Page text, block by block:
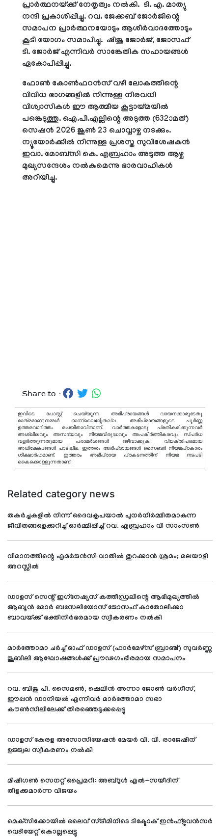
പ്രാര്‍ത്ഥനയ്ക്ക് നേതൃത്വം നല്‍കി. ടി. എ. മാത്യു
നന്ദി പ്രകാശിപ്പിച്ചു. റവ. ജേക്കബ് ജോര്‍ജിന്റെ
സമാപന പ്രാര്‍ത്ഥനയോടും ആശീര്‍വാദത്തോടും
കൂടി യോഗം സമാപിച്ചു. ഷിജു ജോര്‍ജ്, ജോസഫ്
ടി. ജോര്‍ജ് എന്നിവര്‍ സാങ്കേതിക സഹായങ്ങള്‍
ഏകോപിപ്പിച്ചു.
ഫോണ്‍ കോണ്‍ഫറന്‍സ് വഴി ലോകത്തിന്റെ
വിവിധ ഭാഗങ്ങളില്‍ നിന്നുള്ള നിരവധി
വിശ്വാസികള്‍ ഈ ആത്മീയ കൂട്ടായ്മയില്‍
പങ്കെടുത്തു. ഐ.പി.എല്ലിന്റെ അടുത്ത (632ാമത്)
സെഷന്‍ 2026 ജൂണ്‍ 23 ചൊവ്വാഴ്ച നടക്കും.
ന്യൂയോര്‍ക്കില്‍ നിന്നുള്ള പ്രശസ്ത സുവിശേഷകന്‍
ഇവാ. മോബ്‌സി കെ. എബ്രഹാം അടുത്ത ആഴ്ച
മുഖ്യസന്ദേശം നല്‍കുമെന്നു ഭാരവാഹികള്‍
അറിയിച്ചു.
Share to :
ഇവിടെ പോസ്റ്റ് ചെയ്യുന്ന അഭിപ്രായങ്ങള്‍ വായനക്കാരുടേതു
മാത്രമാണ്,നമ്മൾ ഓണ്ലൈന്റേതല്ല. അഭിപ്രായങ്ങളുടെ പൂർണ്ണ
ഉത്തരവാദിത്തം രചയിതാവിനാണ്. വാര്‍ത്തകളോടു പ്രതികരിക്കുന്നവര്‍
അശ്ലീലവും അസഭ്യവും നിയമവിരുദ്ധവും അപകീര്‍ത്തികരവും സ്പര്‍ധ
വളര്‍ത്തുന്നതുമായ പരാമര്‍ശങ്ങള്‍ ഒഴിവാക്കുക. വ്യക്തിപരമായ
അധിക്ഷേപങ്ങള്‍ പാടില്ല. ഇത്തരം അഭിപ്രായങ്ങള്‍ സൈബര്‍ നിയമപ്രകാരം
ശിക്ഷാര്‍ഹമാണ്. ഇത്തരം അഭിപ്രായ പ്രകടനത്തിന് നിയമ നടപടി
കൈക്കൊള്ളുന്നതാണ്.
Related category news
തകര്‍ച്ചകളില്‍ നിന്ന് ദൈവകൃപയാല്‍ പുനര്‍നിര്‍മ്മിതമാകുന്ന
ജീവിതങ്ങളെക്കുറിച്ച് ഓര്‍മ്മിപ്പിച്ച് റവ. എബ്രഹാം വി സാംസണ്‍
വിമാനത്തിന്റെ എമര്‍ജന്‍സി വാതില്‍ തുറക്കാന്‍ ശ്രമം; മലയാളി
അറസ്റ്റില്‍
ഡാളസ് സെന്റ് ഇഗ്‌നേഷ്യസ് കത്തീഡ്രലിന്റെ ആഭിമുഖ്യത്തില്‍
ആബൂന്‍ മോര്‍ ബസേലിയോസ് ജോസഫ് കാതോലിക്കാ
ബാവയ്ക്ക് ഭക്തിനിര്‍ഭരമായ സ്വീകരണം നല്‍കി
മാര്‍ത്തോമാ ചര്‍ച്ച് ഓഫ് ഡാളസ് (ഫാര്‍മേഴ്സ് ബ്രാഞ്ച്) സുവര്‍ണ്ണ
ജൂബിലി ആഘോഷങ്ങള്‍ക്ക് പ്രൗഢഗംഭീരമായ സമാപനം
റവ. ബിജു പി. സൈമണ്‍, ഷെലിന്‍ അന്നാ ജോണ്‍ വര്‍ഗീസ്,
ഈപ്പന്‍ ഡാനിയല്‍ എന്നിവര്‍ മാര്‍ത്തോമാ സഭാ
കൗണ്‍സിലിലേക്ക് തിരഞ്ഞെടുക്കപ്പെട്ടു
ഡാളസ് കേരള അസോസിയേഷന്‍ മേയര്‍ വി. വി. രാജേഷിന്
ഉജ്ജ്വല സ്വീകരണം നല്‍കി
മിഷിഗണ്‍ സെനറ്റ് പ്രൈമറി: അബ്ദുള്‍ എല്‍-സയീദിന്
തിളക്കമാര്‍ന്ന വിജയം
മെക്‌സിക്കോയില്‍ ലൈവ് സ്ട്രീമിനിടെ ടിക്ടോക് ഇന്‍ഫ്‌ളുവന്‍സര്‍
വെടിയേറ്റ് കൊല്ലപ്പെട്ടു